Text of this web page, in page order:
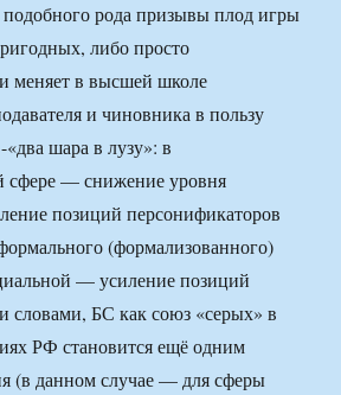
подобного рода призывы плод игры
либо просто
меняет в высшей школе
и чиновника в пользу
«два шара в лузу»: в
сфере — снижение уровня
позиций персонификаторов
(формализованного)
— усиление позиций
БС как союз «серых» в
РФ становится ещё одним
(в данном случае — для сферы